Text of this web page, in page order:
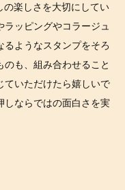
楽しさを大切にしてい
ッピングやコラージュ
るようなスタンプをそろ
も、組み合わせること
ていただけたら嬉しいで
しならではの面白さを実